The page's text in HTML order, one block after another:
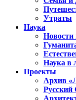
Утраты
Наука
Наука в
Проекты
Архив
Русский